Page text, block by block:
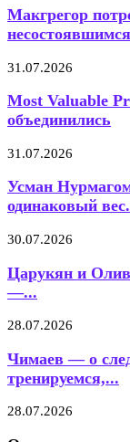
Макгрегор
несостоявшимся
31.07.2026
Most Valuable
объединились
31.07.2026
Усман
одинаковый
30.07.2026
Царукян и
—...
28.07.2026
Чимаев — о
тренируемся,...
28.07.2026